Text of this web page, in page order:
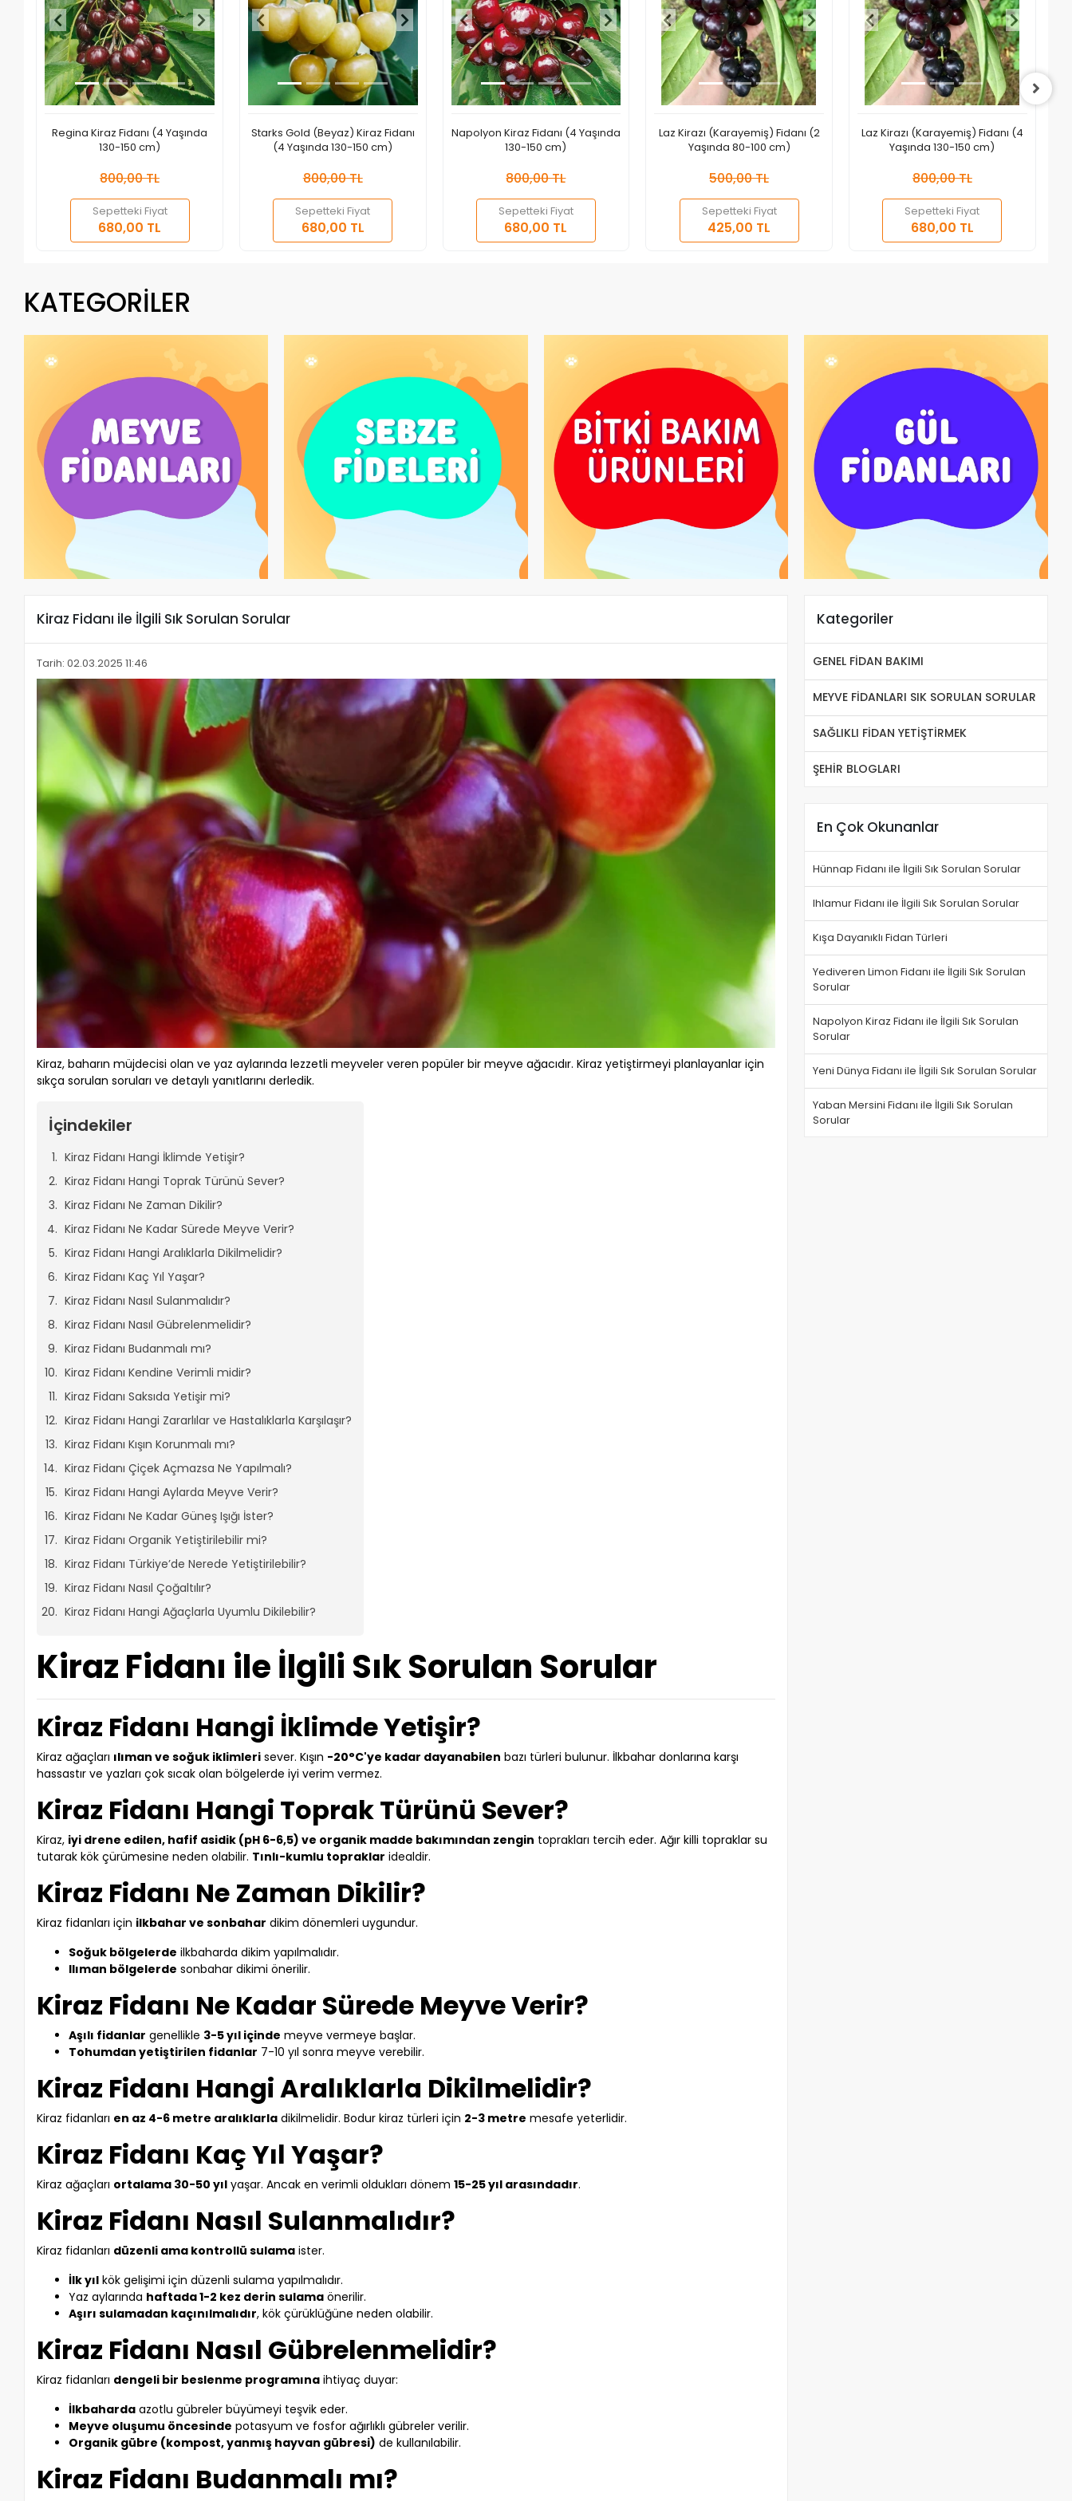
Regina Kiraz Fidanı (4 Yaşında
130-150 cm)
800,00 TL
Sepetteki Fiyat
680,00 TL
Adet
Sepete Ekle
Starks Gold (Beyaz) Kiraz Fidanı
(4 Yaşında 130-150 cm)
800,00 TL
Sepetteki Fiyat
680,00 TL
Adet
Sepete Ekle
Napolyon Kiraz Fidanı (4 Yaşında
130-150 cm)
800,00 TL
Sepetteki Fiyat
680,00 TL
Adet
Sepete Ekle
Laz Kirazı (Karayemiş) Fidanı (2
Yaşında 80-100 cm)
500,00 TL
Sepetteki Fiyat
425,00 TL
Adet
Sepete Ekle
Laz Kirazı (Karayemiş) Fidanı (4
Yaşında 130-150 cm)
800,00 TL
Sepetteki Fiyat
680,00 TL
Adet
Sepete Ekle
KATEGORİLER
Kiraz Fidanı ile İlgili Sık Sorulan Sorular
Tarih: 02.03.2025 11:46
Kiraz, baharın müjdecisi olan ve yaz aylarında lezzetli meyveler veren popüler bir meyve ağacıdır. Kiraz yetiştirmeyi planlayanlar için
sıkça sorulan soruları ve detaylı yanıtlarını derledik.
İçindekiler
Kiraz Fidanı Hangi İklimde Yetişir?
Kiraz Fidanı Hangi Toprak Türünü Sever?
Kiraz Fidanı Ne Zaman Dikilir?
Kiraz Fidanı Ne Kadar Sürede Meyve Verir?
Kiraz Fidanı Hangi Aralıklarla Dikilmelidir?
Kiraz Fidanı Kaç Yıl Yaşar?
Kiraz Fidanı Nasıl Sulanmalıdır?
Kiraz Fidanı Nasıl Gübrelenmelidir?
Kiraz Fidanı Budanmalı mı?
Kiraz Fidanı Kendine Verimli midir?
Kiraz Fidanı Saksıda Yetişir mi?
Kiraz Fidanı Hangi Zararlılar ve Hastalıklarla Karşılaşır?
Kiraz Fidanı Kışın Korunmalı mı?
Kiraz Fidanı Çiçek Açmazsa Ne Yapılmalı?
Kiraz Fidanı Hangi Aylarda Meyve Verir?
Kiraz Fidanı Ne Kadar Güneş Işığı İster?
Kiraz Fidanı Organik Yetiştirilebilir mi?
Kiraz Fidanı Türkiye’de Nerede Yetiştirilebilir?
Kiraz Fidanı Nasıl Çoğaltılır?
Kiraz Fidanı Hangi Ağaçlarla Uyumlu Dikilebilir?
Kiraz Fidanı ile İlgili Sık Sorulan Sorular
Kiraz Fidanı Hangi İklimde Yetişir?
Kiraz ağaçları ılıman ve soğuk iklimleri sever. Kışın -20°C'ye kadar dayanabilen bazı türleri bulunur. İlkbahar donlarına karşı
hassastır ve yazları çok sıcak olan bölgelerde iyi verim vermez.
Kiraz Fidanı Hangi Toprak Türünü Sever?
Kiraz, iyi drene edilen, hafif asidik (pH 6-6,5) ve organik madde bakımından zengin toprakları tercih eder. Ağır killi topraklar su
tutarak kök çürümesine neden olabilir. Tınlı-kumlu topraklar idealdir.
Kiraz Fidanı Ne Zaman Dikilir?
Kiraz fidanları için ilkbahar ve sonbahar dikim dönemleri uygundur.
Soğuk bölgelerde ilkbaharda dikim yapılmalıdır.
Ilıman bölgelerde sonbahar dikimi önerilir.
Kiraz Fidanı Ne Kadar Sürede Meyve Verir?
Aşılı fidanlar genellikle 3-5 yıl içinde meyve vermeye başlar.
Tohumdan yetiştirilen fidanlar 7-10 yıl sonra meyve verebilir.
Kiraz Fidanı Hangi Aralıklarla Dikilmelidir?
Kiraz fidanları en az 4-6 metre aralıklarla dikilmelidir. Bodur kiraz türleri için 2-3 metre mesafe yeterlidir.
Kiraz Fidanı Kaç Yıl Yaşar?
Kiraz ağaçları ortalama 30-50 yıl yaşar. Ancak en verimli oldukları dönem15-25 yıl arasındadır.
Kiraz Fidanı Nasıl Sulanmalıdır?
Kiraz fidanları düzenli ama kontrollü sulama ister.
İlk yıl kök gelişimi için düzenli sulama yapılmalıdır.
Yaz aylarında haftada 1-2 kez derin sulama önerilir.
Aşırı sulamadan kaçınılmalıdır, kök çürüklüğüne neden olabilir.
Kiraz Fidanı Nasıl Gübrelenmelidir?
Kiraz fidanları dengeli bir beslenme programına ihtiyaç duyar:
İlkbaharda azotlu gübreler büyümeyi teşvik eder.
Meyve oluşumu öncesinde potasyum ve fosfor ağırlıklı gübreler verilir.
Organik gübre (kompost, yanmış hayvan gübresi) de kullanılabilir.
Kiraz Fidanı Budanmalı mı?
Kategoriler
GENEL FİDAN BAKIMI
MEYVE FİDANLARI SIK SORULAN SORULAR
SAĞLIKLI FİDAN YETİŞTİRMEK
ŞEHİR BLOGLARI
En Çok Okunanlar
Hünnap Fidanı ile İlgili Sık Sorulan Sorular
Ihlamur Fidanı ile İlgili Sık Sorulan Sorular
Kışa Dayanıklı Fidan Türleri
Yediveren Limon Fidanı ile İlgili Sık Sorulan
Sorular
Napolyon Kiraz Fidanı ile İlgili Sık Sorulan
Sorular
Yeni Dünya Fidanı ile İlgili Sık Sorulan Sorular
Yaban Mersini Fidanı ile İlgili Sık Sorulan
Sorular